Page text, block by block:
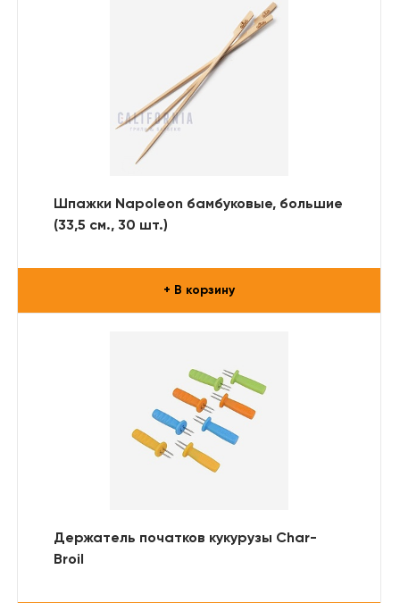
Шпажки Napoleon бамбуковые, большие
(33,5 см., 30 шт.)
+ В корзину
Держатель початков кукурузы Char-
Broil